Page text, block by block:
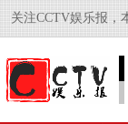
关注CCTV娱乐报，